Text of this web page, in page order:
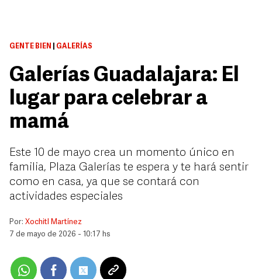
GENTE BIEN GALERÍAS
Galerías Guadalajara: El
lugar para celebrar a
mamá
Este 10 de mayo crea un momento único en
familia, Plaza Galerías te espera y te hará sentir
como en casa, ya que se contará con
actividades especiales
Por: Xochitl Martínez
7 de mayo de 2026 - 10:17 hs